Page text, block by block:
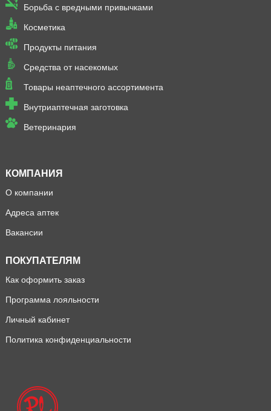
Борьба с вредными привычками
Косметика
Продукты питания
Средства от насекомых
Товары неаптечного ассортимента
Внутриаптечная заготовка
Ветеринария
КОМПАНИЯ
О компании
Адреса аптек
Вакансии
ПОКУПАТЕЛЯМ
Как оформить заказ
Программа лояльности
Личный кабинет
Политика конфиденциальности